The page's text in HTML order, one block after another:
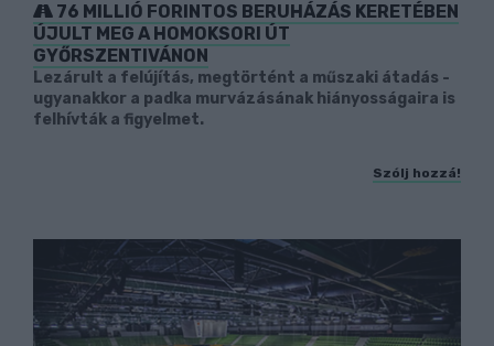
76 MILLIÓ FORINTOS BERUHÁZÁS KERETÉBEN
ÚJULT MEG A HOMOKSORI ÚT
GYŐRSZENTIVÁNON
Lezárult a felújítás, megtörtént a műszaki átadás -
ugyanakkor a padka murvázásának hiányosságaira is
felhívták a figyelmet.
Szólj hozzá!